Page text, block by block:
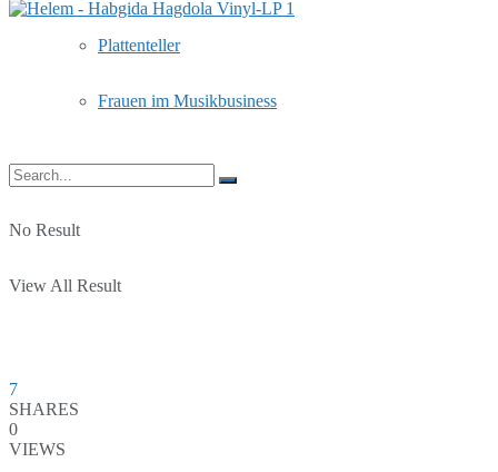
Plattenteller
Frauen im Musikbusiness
No Result
View All Result
7
SHARES
0
VIEWS